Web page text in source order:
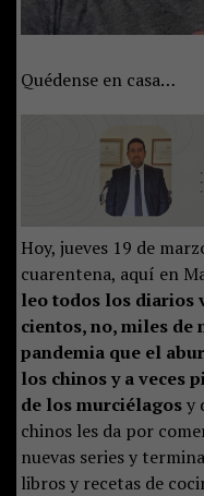
Quédense en casa…
Hoy, jueves 19 de
cuarentena, aquí en
leo todos los diarios
cientos, no, miles de
pandemia que el
los chinos y a veces
de los murciélagosy
chinos les da por
nuevas series y
libros y recetas de